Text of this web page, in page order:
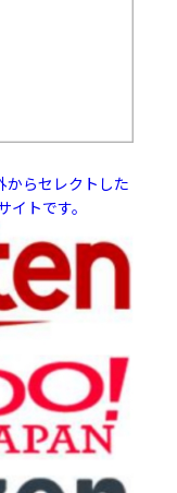
からセレクトした
トです。